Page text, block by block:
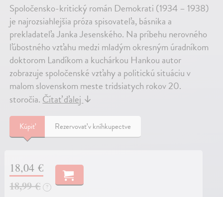
Spoločensko-kritický román Demokrati (1934 – 1938)
je najrozsiahlejšia próza spisovateľa, básnika a
prekladateľa Janka Jesenského. Na príbehu nerovného
ľúbostného vzťahu medzi mladým okresným úradníkom
doktorom Landíkom a kuchárkou Hankou autor
zobrazuje spoločenské vzťahy a politickú situáciu v
malom slovenskom meste tridsiatych rokov 20.
storočia.Čítať ďalej↓
Kúpiť Rezervovať v kníhkupectve
18,04 €
18,99 €
?